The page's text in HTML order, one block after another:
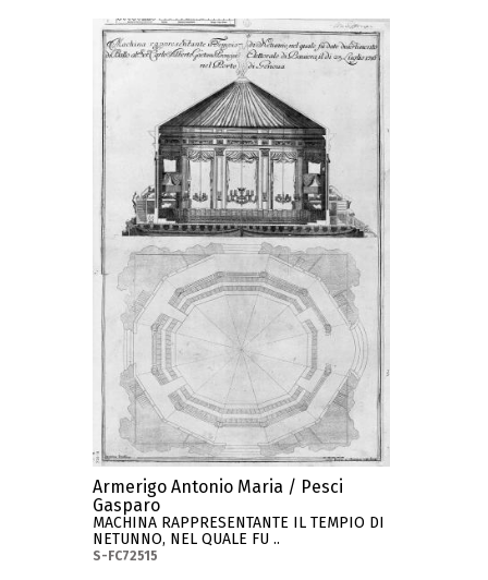
Armerigo Antonio Maria / Pesci
Gasparo
MACHINA RAPPRESENTANTE IL TEMPIO DI
NETUNNO, NEL QUALE FU ..
S-FC72515